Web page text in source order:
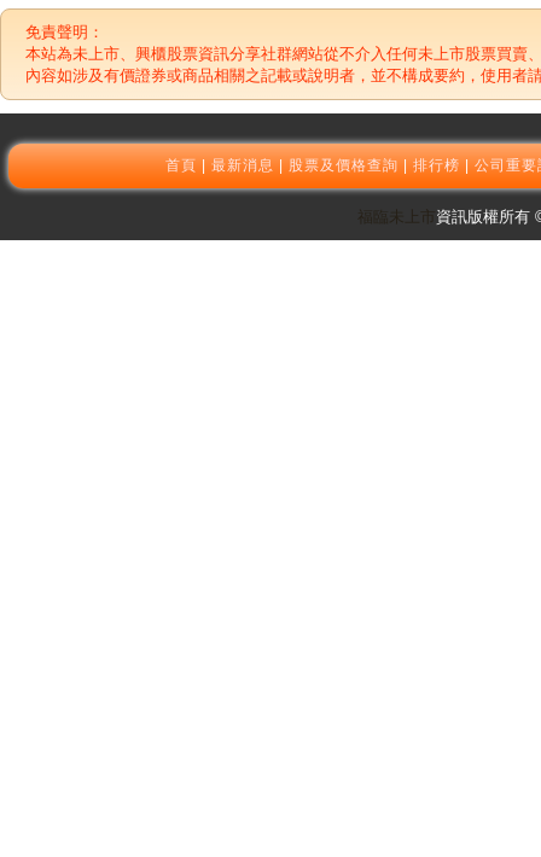
免責聲明：
本站為未上市、興櫃股票資訊分享社群網站從不介入任何未上市股票買賣
內容如涉及有價證券或商品相關之記載或說明者，並不構成要約，使用者
首頁|最新消息|股票及價格查詢|排行榜|公司重要
福臨未上市 資訊版權所有